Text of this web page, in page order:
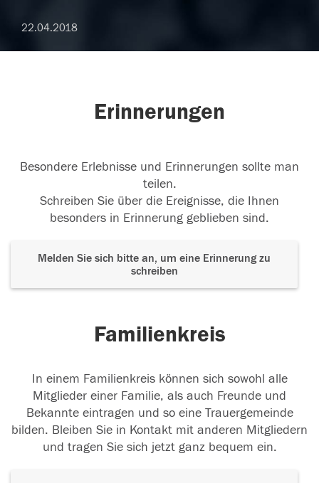
22.04.2018
Erinnerungen
Besondere Erlebnisse und Erinnerungen sollte man
teilen.
Schreiben Sie über die Ereignisse, die Ihnen
besonders in Erinnerung geblieben sind.
Melden Sie sich bitte an, um eine Erinnerung zu
schreiben
Familienkreis
In einem Familienkreis können sich sowohl alle
Mitglieder einer Familie, als auch Freunde und
Bekannte eintragen und so eine Trauergemeinde
bilden. Bleiben Sie in Kontakt mit anderen Mitgliedern
und tragen Sie sich jetzt ganz bequem ein.